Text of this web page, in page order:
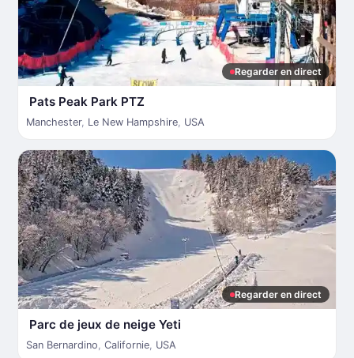
Regarder en direct
Pats Peak Park PTZ
Manchester, Le New Hampshire, USA
Regarder en direct
Parc de jeux de neige Yeti
San Bernardino, Californie, USA